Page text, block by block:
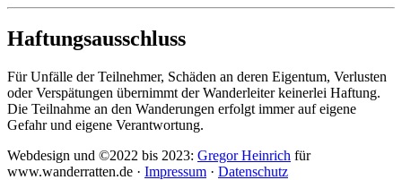
Haftungsausschluss
Für Unfälle der Teilnehmer, Schäden an deren Eigentum, Verlusten
oder Verspätungen übernimmt der Wanderleiter keinerlei Haftung.
Die Teilnahme an den Wanderungen erfolgt immer auf eigene
Gefahr und eigene Verantwortung.
Webdesign und ©2022 bis 2023: Gregor Heinrich für
www.wanderratten.de · Impressum · Datenschutz